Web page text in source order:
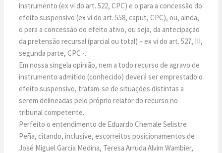
instrumento (ex vi do art. 522, CPC) e o para a concessão do
efeito suspensivo (ex vi do art. 558, caput, CPC), ou, ainda,
o para a concessão do efeito ativo, ou seja, da antecipação
da pretensão recursal (parcial ou total) – ex vi do art. 527, III,
segunda parte, CPC -.
Em nossa singela opinião, nem a todo recurso de agravo de
instrumento admitido (conhecido) deverá ser emprestado o
efeito suspensivo, tratam-se de situações distintas a
serem delineadas pelo próprio relator do recurso no
tribunal competente.
Perfeito o entendimento de Eduardo Chemale Selistre
Peña, citando, inclusive, escorreitos posicionamentos de
José Miguel Garcia Medina, Teresa Arruda Alvim Wambier,